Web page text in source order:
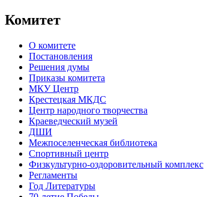
Комитет
О комитете
Постановления
Решения думы
Приказы комитета
МКУ Центр
Крестецкая МКДС
Центр народного творчества
Краеведческий музей
ДШИ
Межпоселенческая библиотека
Спортивный центр
Физкультурно-оздоровительный комплекс
Регламенты
Год Литературы